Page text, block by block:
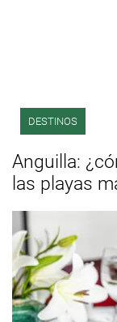
DESTINOS
Anguilla:
las playas